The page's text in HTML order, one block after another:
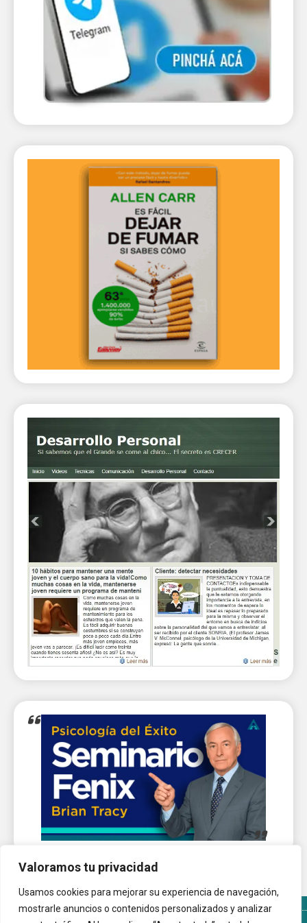
Valoramos tu privacidad
Usamos cookies para mejorar su experiencia de navegación,
mostrarle anuncios o contenidos personalizados y analizar